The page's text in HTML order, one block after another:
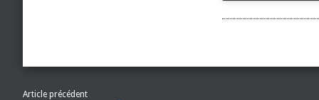
Article précédent